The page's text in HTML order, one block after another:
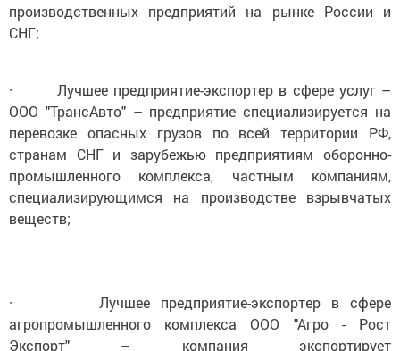
производственных предприятий на рынке России и
СНГ;
· Лучшее предприятие-экспортер в сфере услуг –
ООО "ТрансАвто" – предприятие специализируется на
перевозке опасных грузов по всей территории РФ,
странам СНГ и зарубежью предприятиям оборонно-
промышленного комплекса, частным компаниям,
специализирующимся на производстве взрывчатых
веществ;
· Лучшее предприятие-экспортер в сфере
агропромышленного комплекса ООО "Агро - Рост
Экспорт" – компания экспортирует